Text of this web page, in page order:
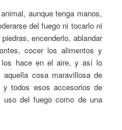
aunque tenga manos,
del fuego ni tocarlo ni
encenderlo, ablandar
cocer los alimentos y
los hace en el aire, y así lo
cosa maravillosa de
todos esos accesorios de
del fuego como de una